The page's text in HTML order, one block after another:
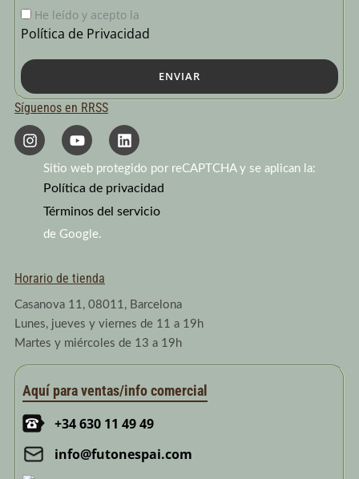
He leído y acepto la
Política de Privacidad
ENVIAR
Síguenos en RRSS
I
n
s
Y
o
u
t
u
b
L
i
n
k
e
d
Sitio web protegido por reCAPTCHA y se aplican la:
Política de privacidad
Términos del servicio
de Google.
Horario de tienda
Casanova 11, 08011, Barcelona
Lunes, jueves y viernes de 11 a 19h
Martes y miércoles de 13 a 19h
Aquí para ventas/info comercial
+34 630 11 49 49
info@futonespai.com